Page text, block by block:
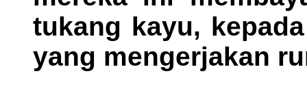
tukang kayu,
yang mengerjakan